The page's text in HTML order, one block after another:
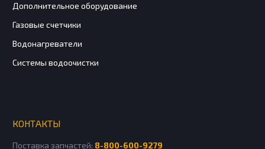
Дополнительное оборудование
Газовые счетчики
Водонагреватели
Системы водоочистки
КОНТАКТЫ
Поставка запчастей: 8-800-600-9279